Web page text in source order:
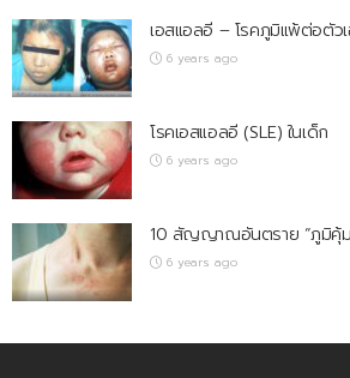
เอสแอลอี – โรคภูมิแพ้ต่อตัว
6 years ago
โรคเอสแอลอี (SLE) ในเด็ก
6 years ago
10 สัญญาณอันตราย “ภูมิคุ้
6 years ago